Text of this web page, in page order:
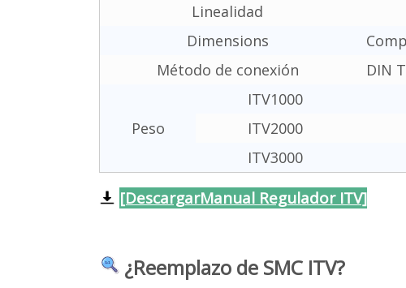
Linealidad
Dimensions
Método de conexión
DIN
Peso
ITV1000
ITV2000
ITV3000
[DescargarManual Regulador ITV]
¿Reemplazo de SMC ITV?